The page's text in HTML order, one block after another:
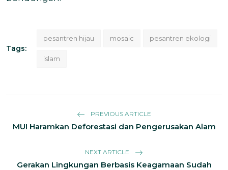
Tags:
pesantren hijau mosaic pesantren ekologi
islam
PREVIOUS ARTICLE
MUI Haramkan Deforestasi dan Pengerusakan Alam
NEXT ARTICLE
Gerakan Lingkungan Berbasis Keagamaan Sudah